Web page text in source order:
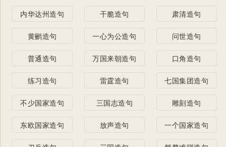
内华达州造句 干脆造句 肃清造句
黄鹂造句 一心为公造句 问世造句
普通造句 万国来朝造句 口角造句
练习造句 雷霆造句 七国集团造句
不少国家造句 三国志造句 雕刻造句
东欧国家造句 放声造句 一个国家造句